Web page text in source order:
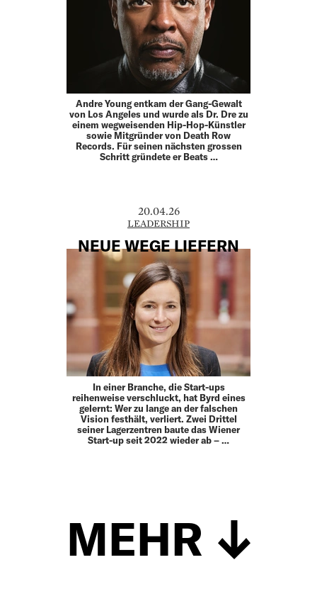
Andre Young entkam der Gang-Gewalt
von Los Angeles und wurde als Dr. Dre zu
einem wegweisenden Hip-Hop-­Künstler
sowie Mitgründer von Death Row
Records. Für seinen ­nächsten grossen
Schritt gründete er Beats …
20.04.26
LEADERSHIP
NEUE WEGE LIEFERN
In einer Branche, die Start-ups
reihenweise verschluckt, hat Byrd eines
gelernt: Wer zu lange an der falschen
Vision festhält, verliert. Zwei Drittel
seiner Lagerzentren baute das Wiener
Start-up seit 2022 wieder ab – …
MEHR